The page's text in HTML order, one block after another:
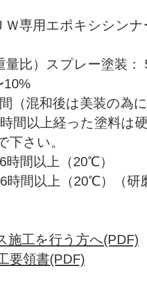
専用エポキシシンナ
比）スプレー塗装：
10%
（混和後は美装の為
間以上経った塗料は
下さい。
間以上（20℃）
間以上（20℃）（研
施工を行う方へ(PDF)
要領書(PDF)